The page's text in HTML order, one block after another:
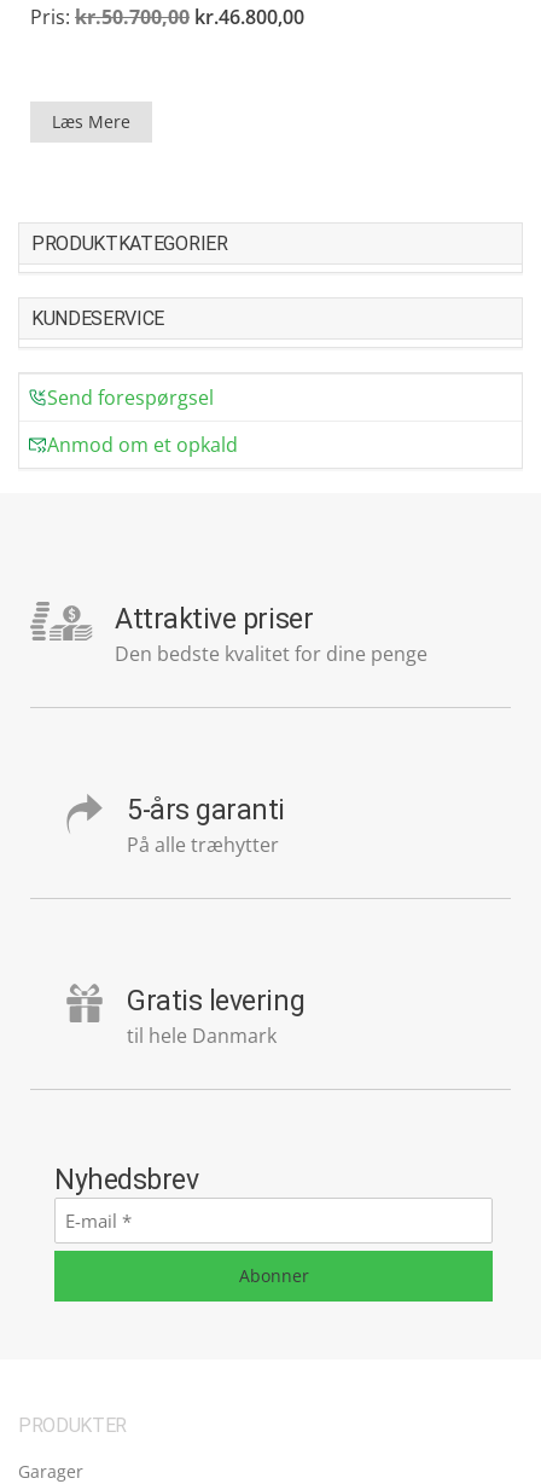
Pris: kr.50.700,00 Den
oprindelige
kr.46.800,00Den
Læs Mere
PRODUKTKATEGORIER
KUNDESERVICE
Send forespørgsel
Anmod om et opkald
Attraktive priser
Den bedste kvalitet for dine penge
5-års garanti
På alle træhytter
Gratis levering
til hele Danmark
Nyhedsbrev
E-
mail*
Abonner
PRODUKTER
Garager